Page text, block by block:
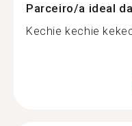
Parceiro/a ideal
Kechie kechie